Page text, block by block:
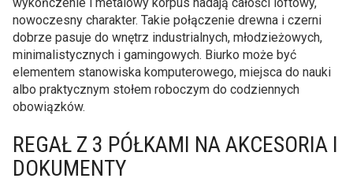
nowoczesny charakter. Takie połączenie drewna i czerni
dobrze pasuje do wnętrz industrialnych, młodzieżowych,
minimalistycznych i gamingowych. Biurko może być
elementem stanowiska komputerowego, miejsca do nauki
albo praktycznym stołem roboczym do codziennych
obowiązków.
REGAŁ Z 3 PÓŁKAMI NA AKCESORIA I
DOKUMENTY